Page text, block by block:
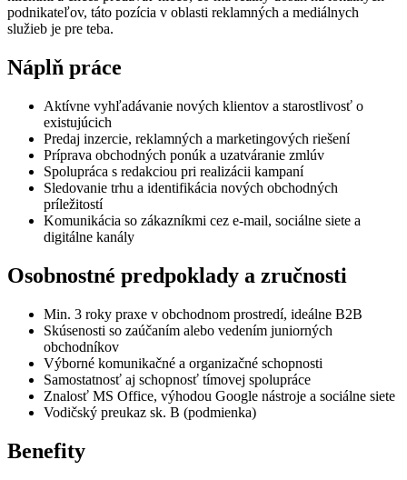
podnikateľov, táto pozícia v oblasti reklamných a mediálnych
služieb je pre teba.
Náplň práce
Aktívne vyhľadávanie nových klientov a starostlivosť o
existujúcich
Predaj inzercie, reklamných a marketingových riešení
Príprava obchodných ponúk a uzatváranie zmlúv
Spolupráca s redakciou pri realizácii kampaní
Sledovanie trhu a identifikácia nových obchodných
príležitostí
Komunikácia so zákazníkmi cez e-mail, sociálne siete a
digitálne kanály
Osobnostné predpoklady a zručnosti
Min. 3 roky praxe v obchodnom prostredí, ideálne B2B
Skúsenosti so zaúčaním alebo vedením juniorných
obchodníkov
Výborné komunikačné a organizačné schopnosti
Samostatnosť aj schopnosť tímovej spolupráce
Znalosť MS Office, výhodou Google nástroje a sociálne siete
Vodičský preukaz sk. B (podmienka)
Benefity